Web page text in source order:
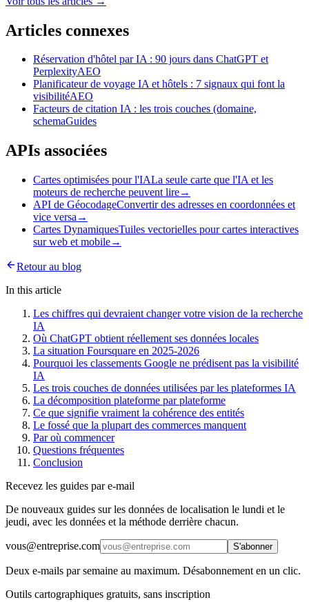
Articles connexes
Réservation d'hôtel par IA : 90 jours dans ChatGPT et
PerplexityAEO
Planificateur de voyage IA et hôtels : 7 signaux qui font la
visibilitéAEO
Facteurs de citation IA : les trois couches (domaine,
schemaGuides
APIs associées
Cartes optimisées pour l'IALa seule carte que l'IA et les
moteurs de recherche peuvent lire→
API de GéocodageConvertir des adresses en coordonnées et
vice versa →
Cartes DynamiquesTuiles vectorielles pour cartes interactives
sur web et mobile→
Retour au blog
In this article
Les chiffres qui devraient changer votre vision de la recherche
IA
Où ChatGPT obtient réellement ses données locales
La situation Foursquare en 2025-2026
Pourquoi les classements Google ne prédisent pas la visibilité
IA
Les trois couches de données utilisées par les plateformes IA
La décomposition plateforme par plateforme
Ce que signifie vraiment la cohérence des entités
Le fossé que la plupart des commerces manquent
Par où commencer
Questions fréquentes
Conclusion
Recevez les guides par e-mail
De nouveaux guides sur les données de localisation le lundi et le
jeudi, avec les données et la méthode derrière chacun.
vous@entreprise.com S'abonner
Deux e-mails par semaine au maximum. Désabonnement en un clic.
Outils cartographiques gratuits, sans inscription